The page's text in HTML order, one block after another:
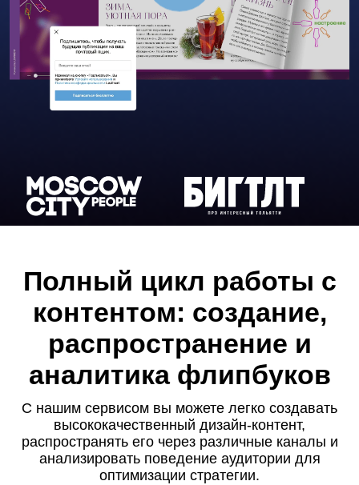
Полный цикл работы с
контентом: создание,
распространение и
аналитика флипбуков
С нашим сервисом вы можете легко создавать
высококачественный дизайн-контент,
распространять его через различные каналы и
анализировать поведение аудитории для
оптимизации стратегии.